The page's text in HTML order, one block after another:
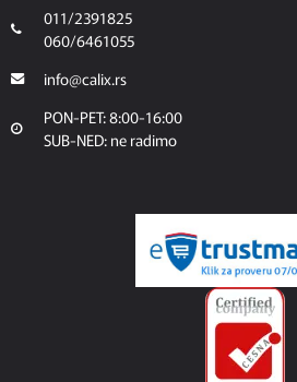
011/2391825
060/6461055
info@calix.rs
PON-PET: 8:00-16:00
SUB-NED: ne radimo